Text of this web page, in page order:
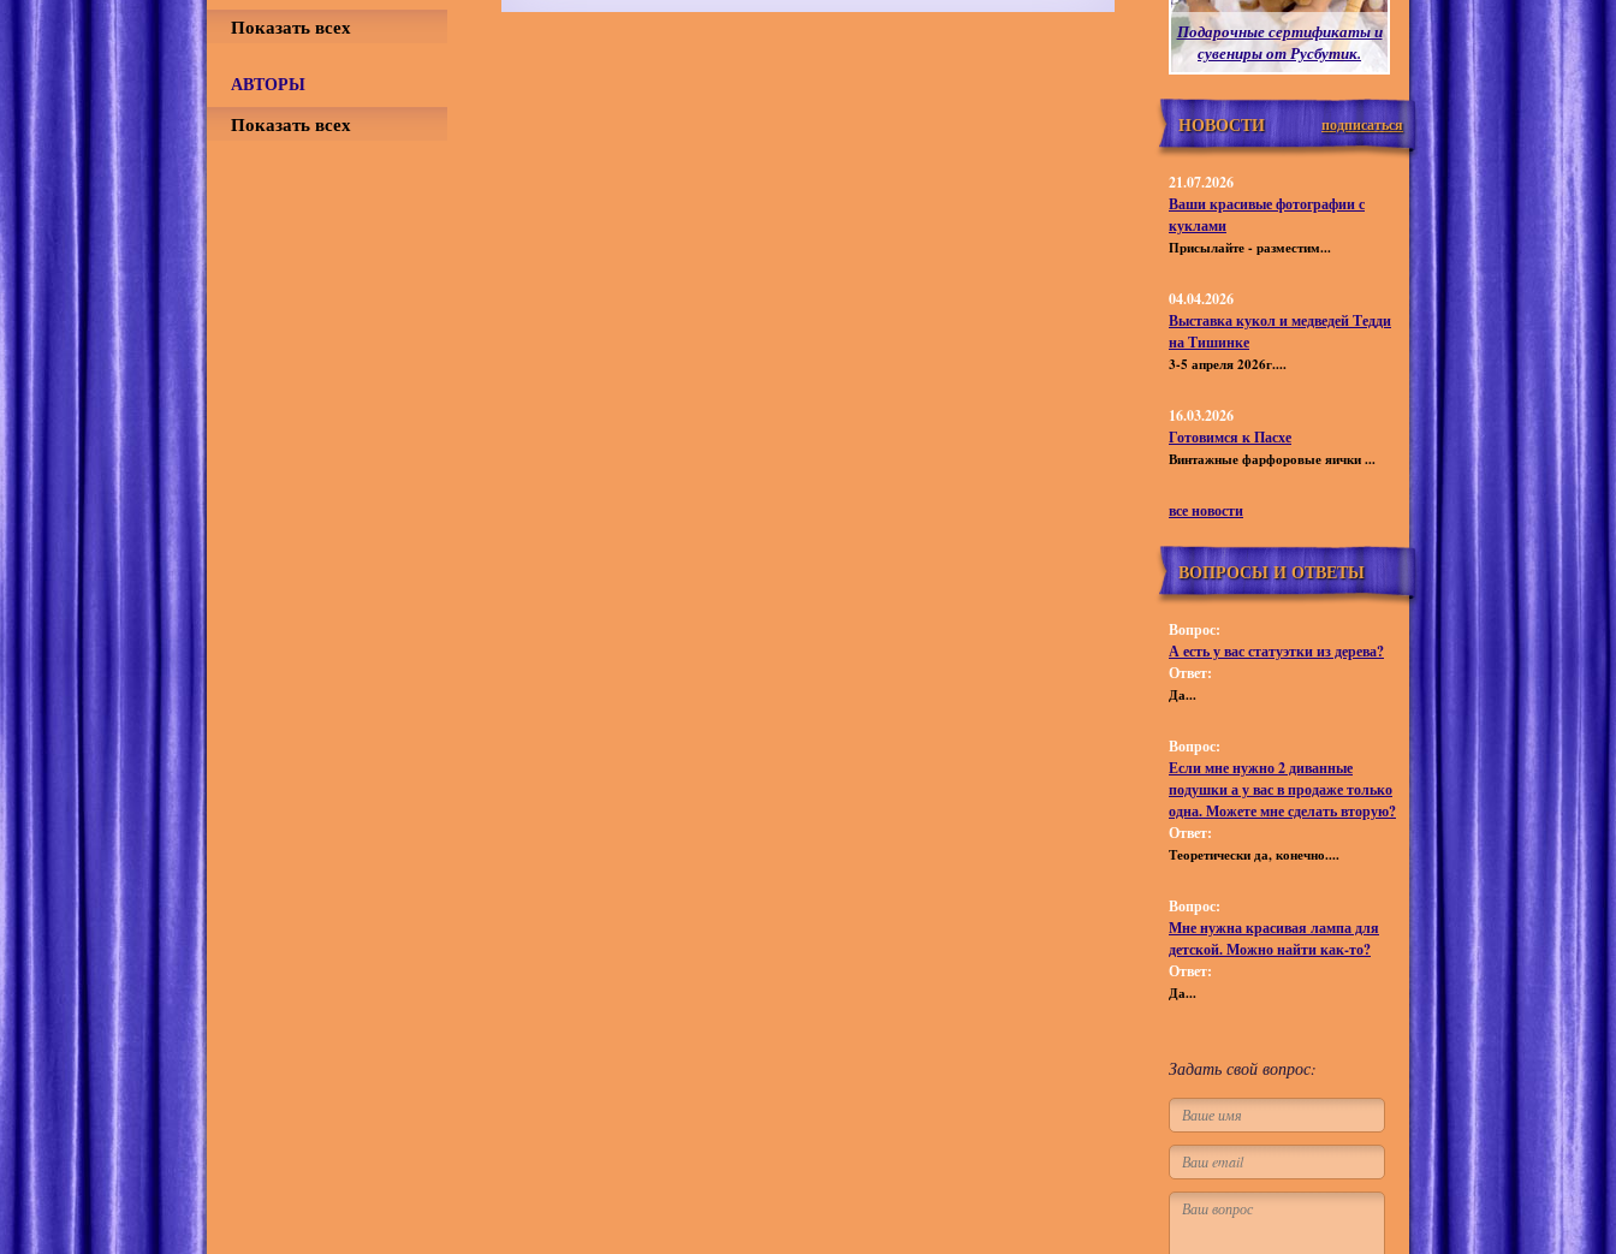
Показать всех
АВТОРЫ
Показать всех
Подарочные сертификаты и
сувениры от Русбутик.
НОВОСТИ подписаться
21.07.2026
Ваши красивые фотографии с
куклами
Присылайте - разместим...
04.04.2026
Выставка кукол и медведей Тедди
на Тишинке
3-5 апреля 2026г....
16.03.2026
Готовимся к Пасхе
Винтажные фарфоровые яички ...
все новости
ВОПРОСЫ И ОТВЕТЫ
Вопрос:
А есть у вас статуэтки из дерева?
Ответ:
Да...
Вопрос:
Если мне нужно 2 диванные
подушки а у вас в продаже только
одна. Можете мне сделать вторую?
Ответ:
Теоретически да, конечно....
Вопрос:
Мне нужна красивая лампа для
детской. Можно найти как-то?
Ответ:
Да...
Задать свой вопрос: